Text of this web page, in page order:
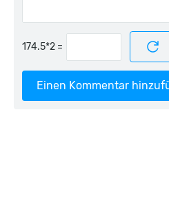
=
Einen Kommentar